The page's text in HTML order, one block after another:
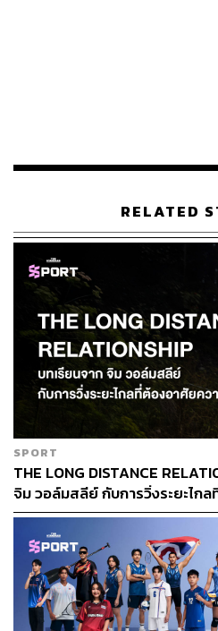
อีกคนคือ ซารินะ โคกะ กัปตันที
ยางจะได้ชมฝีมือบนสังเวียนวอล
น่าติดตามว่าเธอจะพาญี่ปุ่นสร้าง
VNL 2024 หรือไม่
RELATED
SPORT
THE LONG DISTANCE
จิม วอล์มสลีย์ กับการวิ่งระยะไก
สัมพันธ์ที่ดี